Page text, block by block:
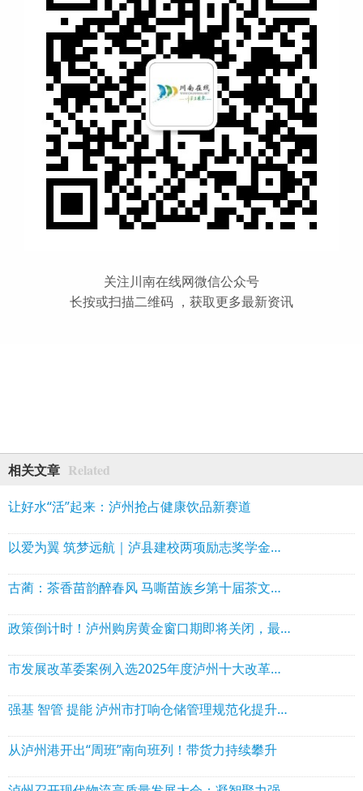
关注川南在线网微信公众号
长按或扫描二维码 ，获取更多最新资讯
相关文章 Related
让好水“活”起来：泸州抢占健康饮品新赛道
以爱为翼 筑梦远航｜泸县建校两项励志奖学金正式签约颁奖
古蔺：茶香苗韵醉春风 马嘶苗族乡第十届茶文化周开幕
政策倒计时！泸州购房黄金窗口期即将关闭，最高省10万，错过再无！
市发展改革委案例入选2025年度泸州十大改革典型案例之首
强基 智管 提能 泸州市打响仓储管理规范化提升三年行动“组合拳”
从泸州港开出“周班”南向班列！带货力持续攀升